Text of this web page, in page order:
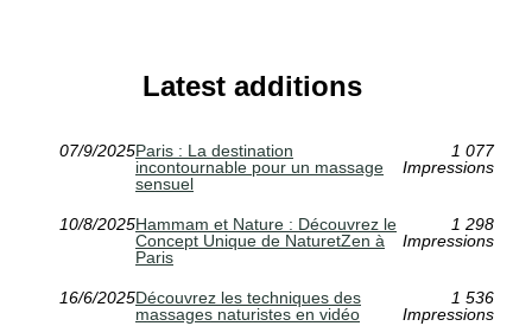
Latest additions
07/9/2025Paris : La destination
incontournable pour un massage
sensuel
1 077
Impressions
10/8/2025Hammam et Nature : Découvrez le
Concept Unique de NaturetZen à
Paris
1 298
Impressions
16/6/2025Découvrez les techniques des
massages naturistes en vidéo
1 536
Impressions